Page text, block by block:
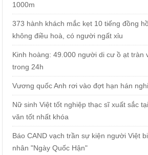
1000m
373 hành khách mắc kẹt 10 tiếng đồng
không điều hoà, có người ngất xỉu
Kinh hoàng: 49.000 người di cư ồ ạt tràn
trong 24h
Vương quốc Anh rơi vào đợt hạn hán
Nữ sinh Việt tốt nghiệp thạc sĩ xuất sắc
văn tốt nhất khóa
Báo CAND vạch trần sự kiện người Việt
nhân "Ngày Quốc Hận"